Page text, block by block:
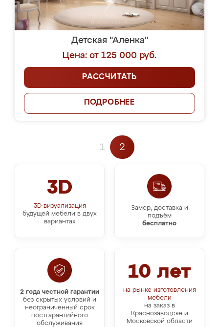
Детская "Аленка"
Цена: от 125 000 руб.
РАССЧИТАТЬ
ПОДРОБНЕЕ
1 2
3D
3D-визуализация
будущей мебели в двух
вариантах
Замер, доставка и
подъём
бесплатно
10 лет
на рынке изготовления
мебели
на заказ в
Краснозаводске и
Московской области
2 года честной гарантии
без скрытых условий и
неограниченный срок
постгарантийного
обслуживания